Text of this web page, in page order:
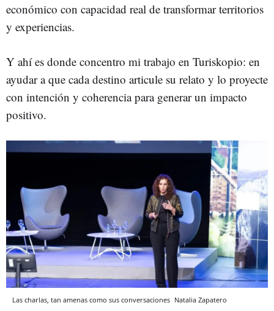
económico con capacidad real de transformar territorios
y experiencias.
Y ahí es donde concentro mi trabajo en Turiskopio: en
ayudar a que cada destino articule su relato y lo proyecte
con intención y coherencia para generar un impacto
positivo.
Las charlas, tan amenas como sus conversaciones Natalia Zapatero